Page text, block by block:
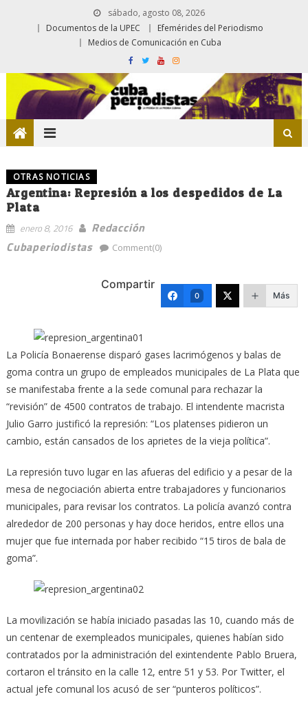
sábado, agosto 08, 2026
Documentos de la UPEC
Efemérides del Periodismo
Medios de Comunicación en Cuba
OTRAS NOTICIAS
Argentina: Represión a los despedidos de La
Plata
enero 8, 2016
Redacción
Cubaperiodistas
Comment(0)
Compartir
0 Más
La Policía Bonaerense disparó gases lacrimógenos y balas de
goma contra un grupo de empleados municipales de La Plata que
se manifestaba frente a la sede comunal para rechazar la
“revisión” de 4500 contratos de trabajo. El intendente macrista
Julio Garro justificó la represión: “Los platenses pidieron un
cambio, están cansados de los aprietes de la vieja política”.
La represión tuvo lugar en las afueras del edificio y a pesar de la
mesa de negociación abierta entre trabajadores y funcionarios
municipales, para revisar los contratos. La policía avanzó contra
alrededor de 200 personas y hay doce heridos, entre ellos una
mujer que fue internada por haber recibido “15 tiros de bala de
goma”.
La movilización se había iniciado pasadas las 10, cuando más de
un centenar de exempleados municipales, quienes habían sido
contratados por la administración del exintendente Pablo Bruera,
cortaron el tránsito en la calle 12, entre 51 y 53. Por Twitter, el
actual jefe comunal los acusó de ser “punteros políticos”.